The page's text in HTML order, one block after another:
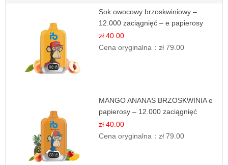
Sok owocowy brzoskwiniowy –
12.000 zaciągnięć – e papierosy
jednorazowe
zł 40.00
Cena oryginalna：zł 79.00
MANGO ANANAS BRZOSKWINIA e
papierosy – 12.000 zaciągnięć
zł 40.00
Cena oryginalna：zł 79.00